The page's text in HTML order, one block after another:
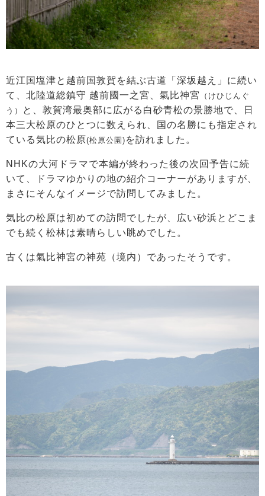
近江国塩津と越前国敦賀を結ぶ古道「深坂越え」に続い
て、北陸道総鎮守 越前國一之宮、氣比神宮
（けひじんぐ
う）
と、敦賀湾最奥部に広がる白砂青松の景勝地で、日
本三大松原のひとつに数えられ、国の名勝にも指定され
ている気比の松原(松原公園) を訪れました。
NHKの大河ドラマで本編が終わった後の次回予告に続
いて、ドラマゆかりの地の紹介コーナーがありますが、
まさにそんなイメージで訪問してみました。
気比の松原は初めての訪問でしたが、広い砂浜とどこま
でも続く松林は素晴らしい眺めでした。
古くは氣比神宮の神苑（境内）であったそうです。